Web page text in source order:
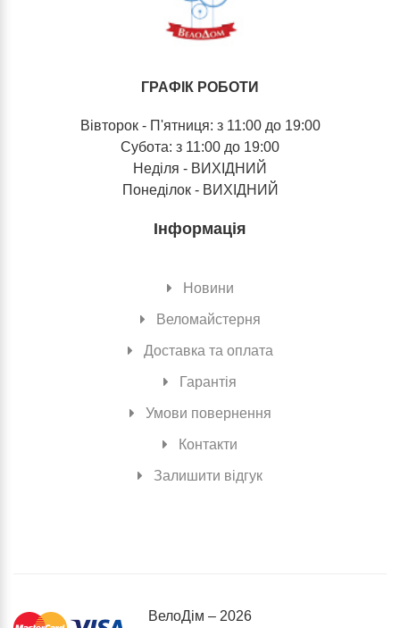
ГРАФІК РОБОТИ
Вівторок - П'ятниця: з 11:00 до 19:00
Субота: з 11:00 до 19:00
Неділя - ВИХІДНИЙ
Понеділок - ВИХІДНИЙ
Інформація
Новини
Веломайстерня
Доставка та оплата
Гарантія
Умови повернення
Контакти
Залишити відгук
ВелоДiм – 2026